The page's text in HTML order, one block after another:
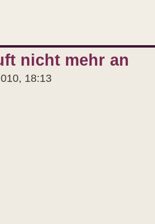
nicht mehr an
18:13